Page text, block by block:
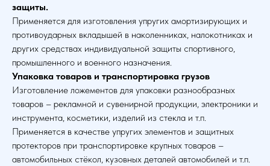
защиты.
Применяется для изготовления упругих амортизирующих и
противоударных вкладышей в наколенниках, налокотниках и
других средствах индивидуальной защиты спортивного,
промышленного и военного назначения.
Упаковка товаров и транспортировка грузов
Изготовление ложементов для упаковки разнообразных
товаров – рекламной и сувенирной продукции, электроники и
инструмента, косметики, изделий из стекла и т.п.
Применяется в качестве упругих элементов и защитных
протекторов при транспортировке крупных товаров –
автомобильных стёкол, кузовных деталей автомобилей и т.п.